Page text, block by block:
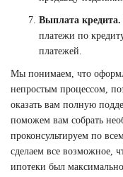
Выплата кредита.
платежи по
платежей.
Мы понимаем, что
непростым процессом,
оказать вам полную
поможем вам собрать
проконсультируем по
сделаем все возможное,
ипотеки был